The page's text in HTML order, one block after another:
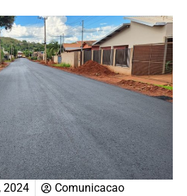
2024 Comunicacao